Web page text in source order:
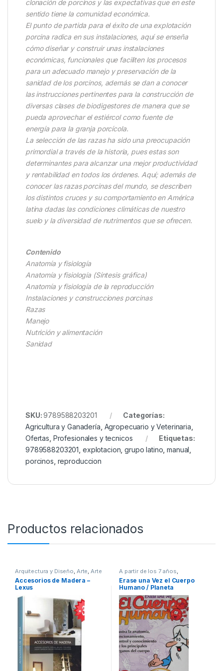
clonación de porcinos y las expectativas que en este
sentido tiene la comunidad económica.
El punto de partida para el éxito de una explotación
porcina radica en sus instalaciones, aquí se enseña
cómo diseñar y construir unas instalaciones
económicas, funcionales que faciliten los procesos
para un adecuado manejo y preservación de la
sanidad de los porcinos, además se dan a conocer
las instrucciones pertinentes para la construcción de
diversas clases de biodigestores de manera que se
pueda aprovechar el estiércol como fuente de
energía para la granja porcícola.
La selección de las razas ha sido una preocupación
primordial a través de la historia, pues estas son
determinantes para alcanzar una mejor productividad
y rentabilidad en todos los órdenes. Aquí; además de
conocer las razas porcinas del mundo, se describen
los distintos cruces y su comportamiento en América
latina dadas las condiciones climáticas de nuestro
suelo y la diversidad de nutrimentos que se ofrecen.
Contenido
Anatomía y fisiología
Anatomía y fisiología (Síntesis gráfica)
Anatomía y fisiología de la reproducción
Instalaciones y construcciones porcinas
Razas
Manejo
Nutrición y alimentación
Sanidad
SKU:9789588203201
Categorías:
Agricultura y Ganadería Agropecuario y Veterinaria
Ofertas Profesionales y tecnicos
Etiquetas:
9789588203201 explotacion ,grupo latino ,manual
porcinos reproduccion
Productos relacionados
Arquitectura y Diseño, Arte, Arte
y Afines Decoración y Muebles
Diseño,Interes General,Ofertas
Profesionales y tecnicos
Accesorios de Madera –
Lexus
A partir de los 7 años,
Animados Ciencias Sociales
Cultura Para Niños ,Didácticos
Educación y Pedagogía
Erase una Vez el Cuerpo
Humano / Planeta